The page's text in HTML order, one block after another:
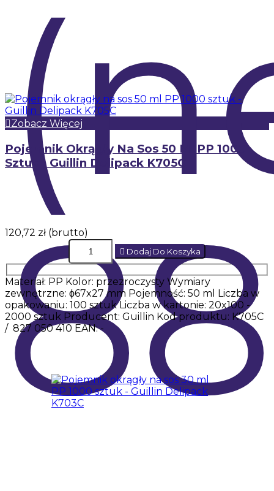
120,72 zł (brutto)
Zobacz Więcej
Pojemnik Okrągły Na Sos 50 Ml PP 1000
Sztuk - Guillin Delipack K705C
Dodaj Do Koszyka
Materiał: PP Kolor: przezroczysty Wymiary
zewnętrzne: ϕ67x27 mm Pojemność: 50 ml Liczba w
opakowaniu: 100 sztuk Liczba w kartonie: 20x100 -
2000 sztuk Producent: Guillin Kod produktu: K705C
/ 827 050 410 EAN: -